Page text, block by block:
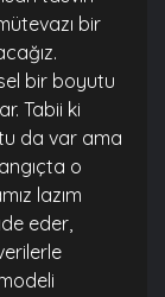
bir
bir boyutu
Tabii ki
da var ama
o
lazım
eder,